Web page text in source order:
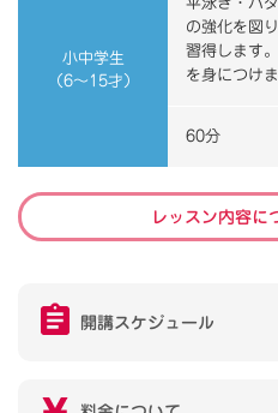
小中学生
（6～15才）
の強化を図
習得します
を身につけま
60分
レッスン内容に
開講スケジュール